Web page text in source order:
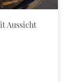
Aussicht